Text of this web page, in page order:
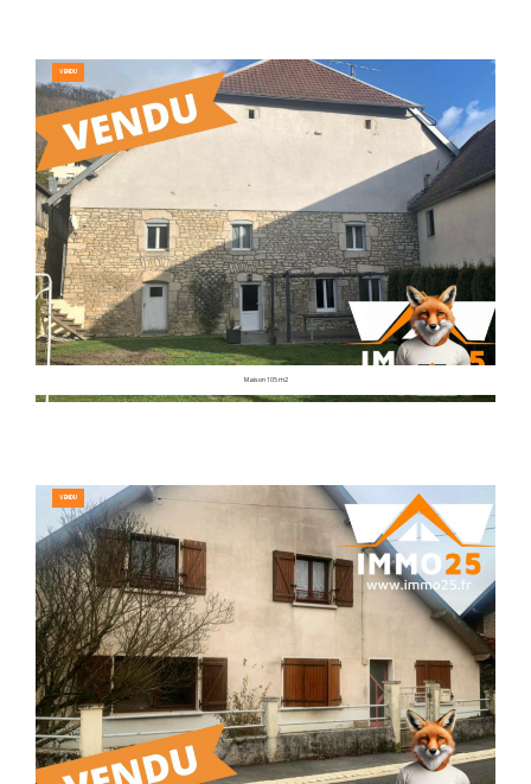
VENDU
Maison 105 m2
VENDU